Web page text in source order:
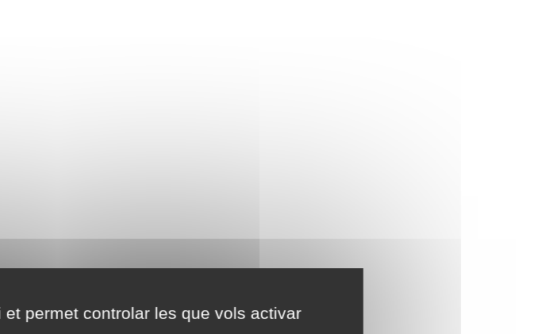
permet controlar les que vols activar